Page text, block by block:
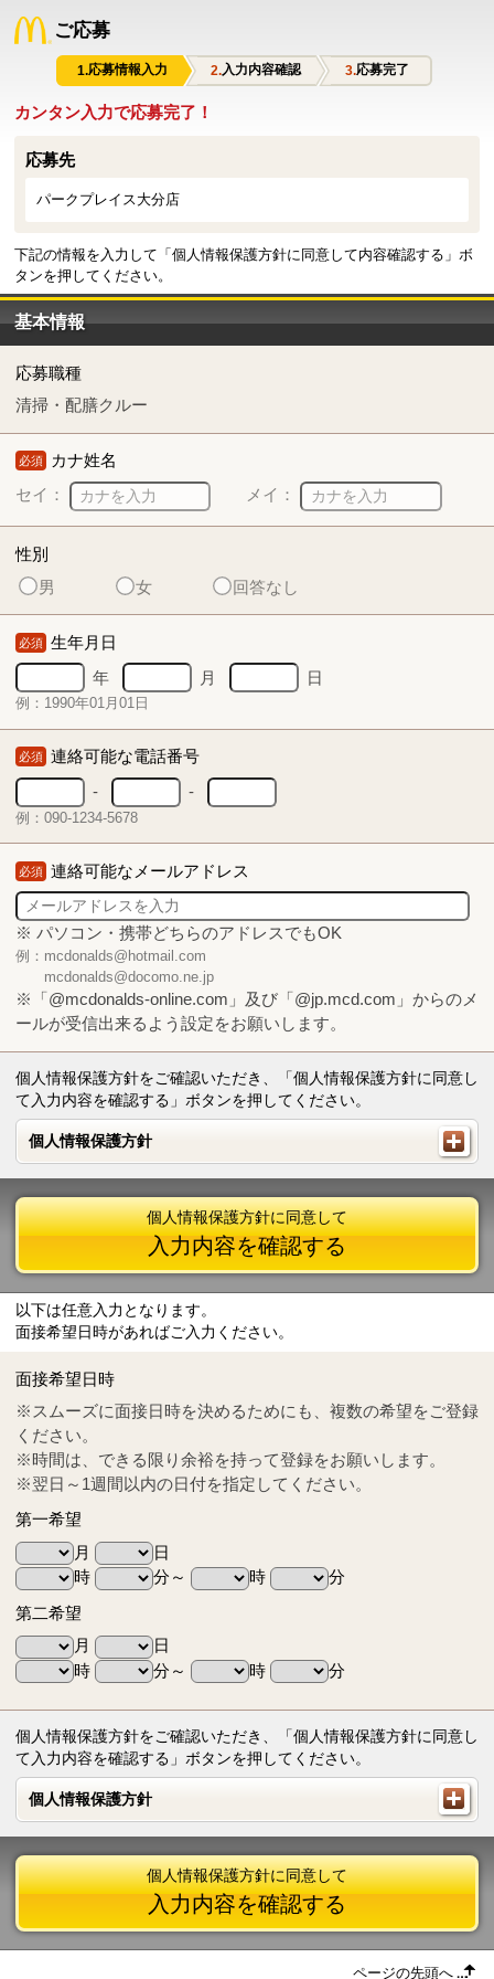
ご応募
応募情報入力 入力内容確認 応募完了
カンタン入力で応募完了！
応募先
パークプレイス大分店
下記の情報を入力して「個人情報保護方針に同意して内容確認する」ボ
タンを押してください。
基本情報
応募職種
清掃・配膳クルー
必須 カナ姓名
セイ：
メイ：
性別
男
女 回答なし
必須 生年月日
年
月 日
例：1990年01月01日
必須 連絡可能な電話番号
-
-
例：090-1234-5678
必須 連絡可能なメールアドレス
※ パソコン・携帯どちらのアドレスでもOK
例：mcdonalds@hotmail.com
mcdonalds@docomo.ne.jp
※「@mcdonalds-online.com」及び「@jp.mcd.com」からのメ
ールが受信出来るよう設定をお願いします。
個人情報保護方針をご確認いただき、「個人情報保護方針に同意し
て入力内容を確認する」ボタンを押してください。
個人情報保護方針
個人情報保護方針
Tel
0570-55-0314
個人情報保護方針に同意して
入力内容を確認する
以下は任意入力となります。
面接希望日時があればご入力ください。
面接希望日時
※スムーズに面接日時を決めるためにも、複数の希望をご登録
ください。
※時間は、できる限り余裕を持って登録をお願いします。
※翌日～1週間以内の日付を指定してください。
第一希望
月
日
時
分～ 時
分
第二希望
月
日
時
分～ 時 分
個人情報保護方針をご確認いただき、「個人情報保護方針に同意し
て入力内容を確認する」ボタンを押してください。
個人情報保護方針
個人情報保護方針
個人情報保護方針に同意して
入力内容を確認する
ページの先頭へ